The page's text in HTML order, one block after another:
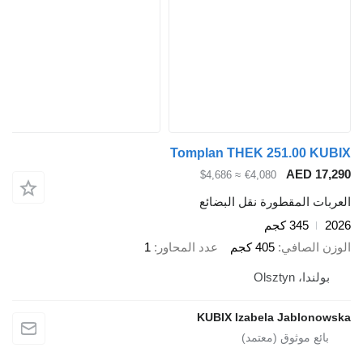
Tomplan THEK 251.00 KUBIX
AED 17,290
€4,080
≈ $4,686
العربات المقطورة نقل البضائع
2026
345 كجم
الوزن الصافي 405 كجم عدد المحاور 1
بولندا، Olsztyn
KUBIX Izabela Jablonowska